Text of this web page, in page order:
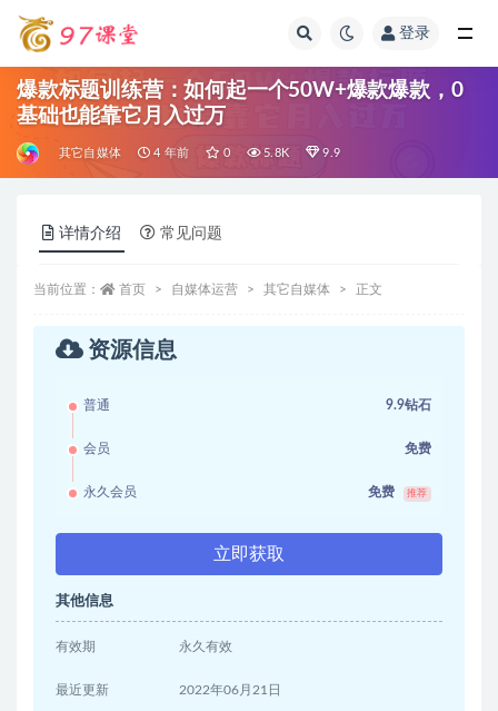
登录
爆款标题训练营：如何起一个50W+爆款爆款，0
基础也能靠它月入过万
其它自媒体 4 年前 0 5.8K 9.9
详情介绍 常见问题
当前位置： 首页 自媒体运营 其它自媒体 正文
资源信息
普通 9.9钻石
会员 免费
永久会员 免费 推荐
立即获取
其他信息
有效期 永久有效
最近更新 2022年06月21日